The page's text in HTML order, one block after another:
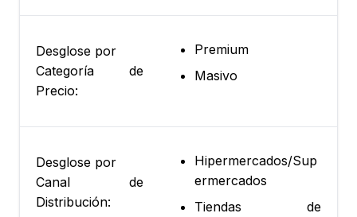
Desglose por
Categoría de
Precio:
Premium
Masivo
Desglose por
Canal de
Distribución:
Hipermercados/Sup
ermercados
Tiendas de